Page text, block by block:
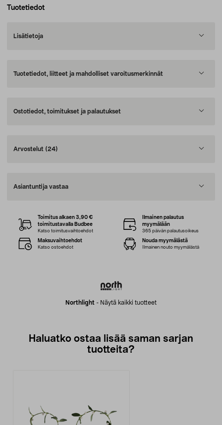
Tuotetiedot
Lisätietoja
Tuotetiedot, liitteet ja mahdolliset varoitusmerkinnät
Ostotiedot, toimitukset ja palautukset
Arvostelut (24)
Asiantuntija vastaa
Northlight - Näytä kaikki tuotteet
Toimitus alkaen 3,90 €
toimitustavalla Budbee
Katso toimitusvaihtoehdot
Ilmainen palautus
myymälään
365 päivän palautusoikeus
Maksuvaihtoehdot
Katso ostoehdot
Nouda myymälästä
Ilmainen nouto myymälästä
Haluatko ostaa lisää saman sarjan
tuotteita?